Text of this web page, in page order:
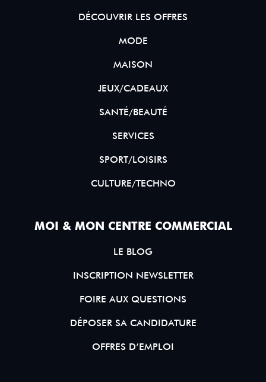
DÉCOUVRIR LES OFFRES
MODE
MAISON
JEUX/CADEAUX
SANTÉ/BEAUTÉ
SERVICES
SPORT/LOISIRS
CULTURE/TECHNO
MOI & MON CENTRE COMMERCIAL
LE BLOG
INSCRIPTION NEWSLETTER
FOIRE AUX QUESTIONS
DÉPOSER SA CANDIDATURE
OFFRES D’EMPLOI